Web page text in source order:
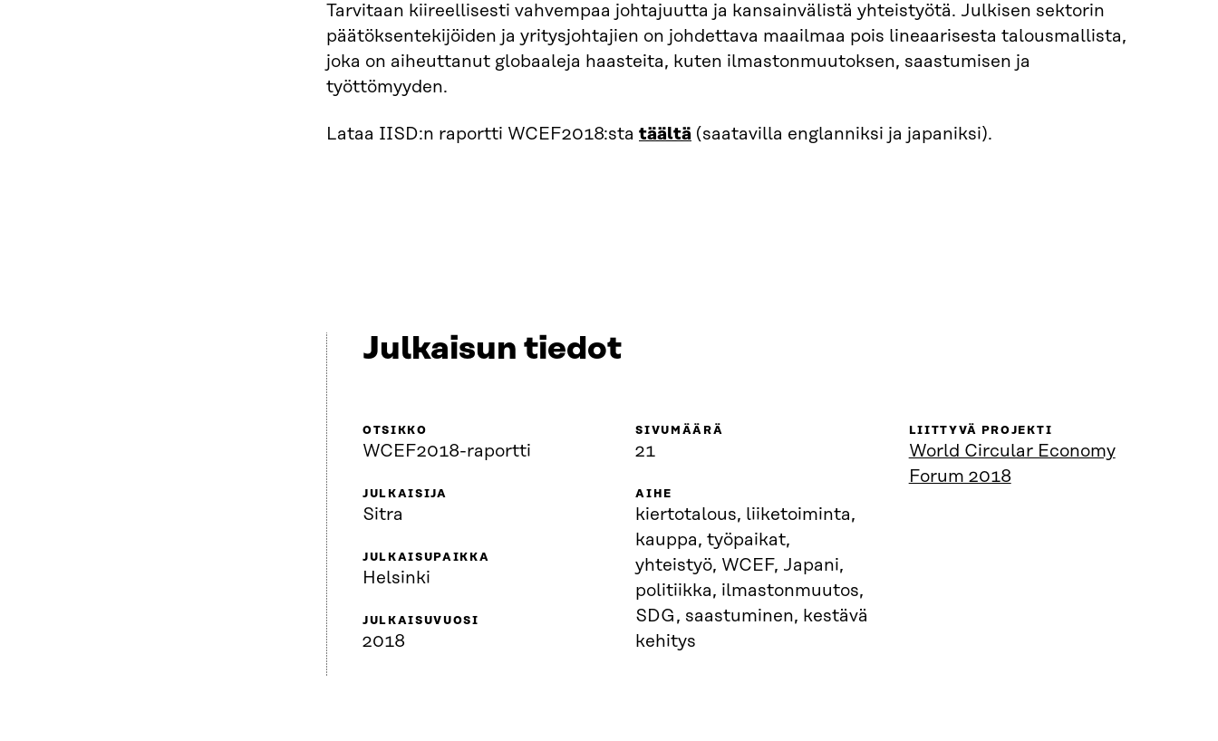
Tarvitaan kiireellisesti vahvempaa johtajuutta ja kansainvälistä yhteistyötä. Julkisen sektorin
päätöksentekijöiden ja yritysjohtajien on johdettava maailmaa pois lineaarisesta talousmallista,
joka on aiheuttanut globaaleja haasteita, kuten ilmastonmuutoksen, saastumisen ja
työttömyyden.
Lataa IISD:n raportti WCEF2018:sta täältä (saatavilla englanniksi ja japaniksi).
Julkaisun tiedot
OTSIKKO
WCEF2018-raportti
JULKAISIJA
Sitra
JULKAISUPAIKKA
Helsinki
JULKAISUVUOSI
2018
SIVUMÄÄRÄ
21
AIHE
kiertotalous, liiketoiminta,
kauppa, työpaikat,
yhteistyö, WCEF, Japani,
politiikka, ilmastonmuutos,
SDG, saastuminen, kestävä
kehitys
LIITTYVÄ PROJEKTI
World Circular Economy
Forum 2018